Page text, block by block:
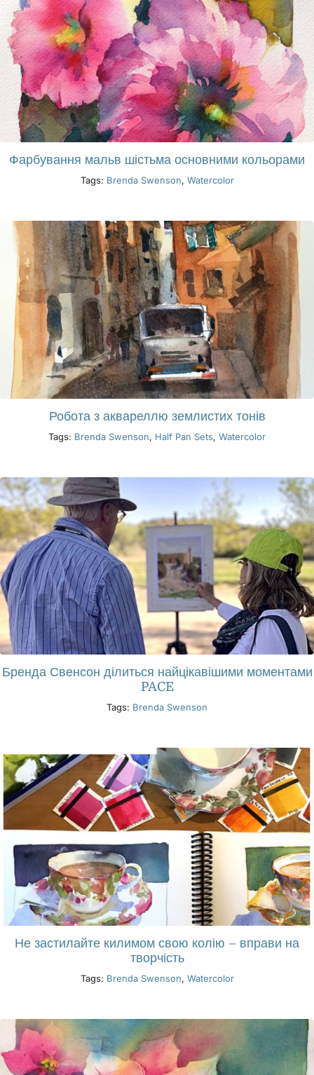
Фарбування мальв шістьма основними кольорами
Tags: Brenda Swenson, Watercolor
Робота з аквареллю землистих тонів
Tags: Brenda Swenson, Half Pan Sets, Watercolor
Бренда Свенсон ділиться найцікавішими моментами
PACE
Tags: Brenda Swenson
Не застилайте килимом свою колію – вправи на
творчість
Tags: Brenda Swenson, Watercolor